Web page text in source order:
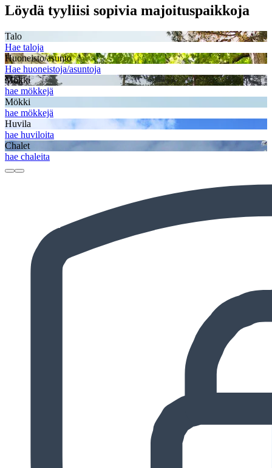
Löydä tyyliisi sopivia majoituspaikkoja
Talo
Hae taloja
Huoneisto/asunto
Hae huoneistoja/asuntoja
Mökki
hae mökkejä
Mökki
hae mökkejä
Huvila
hae huviloita
Chalet
hae chaleita